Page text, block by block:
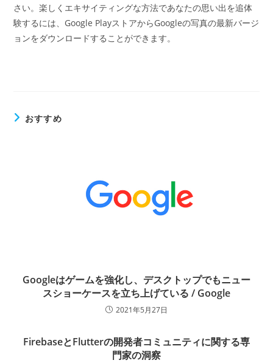
さい。楽しくエキサイティングな方法であなたの思い出を追体
験するには、Google PlayストアからGoogleの写真の最新バージ
ョンをダウンロードすることができます。
おすすめ
Googleはゲームを強化し、デスクトップでもニュー
スショーケースを立ち上げている / Google
2021年5月27日
FirebaseとFlutterの開発者コミュニティに関する専
門家の洞察